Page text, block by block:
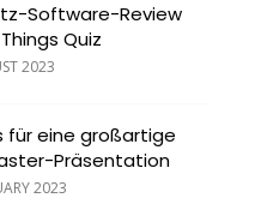
Software-Review
Quiz
2023
für eine großartige
Präsentation
2023